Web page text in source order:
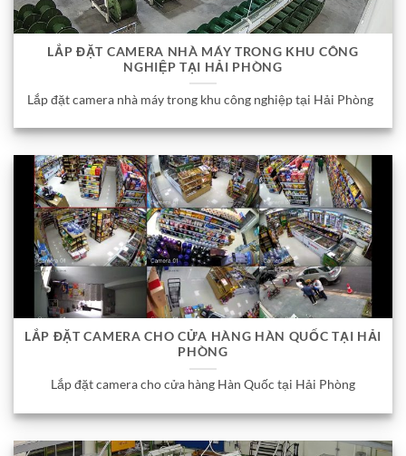
LẮP ĐẶT CAMERA NHÀ MÁY TRONG KHU CÔNG
NGHIỆP TẠI HẢI PHÒNG
Lắp đặt camera nhà máy trong khu công nghiệp tại Hải Phòng
LẮP ĐẶT CAMERA CHO CỬA HÀNG HÀN QUỐC TẠI HẢI
PHÒNG
Lắp đặt camera cho cửa hàng Hàn Quốc tại Hải Phòng